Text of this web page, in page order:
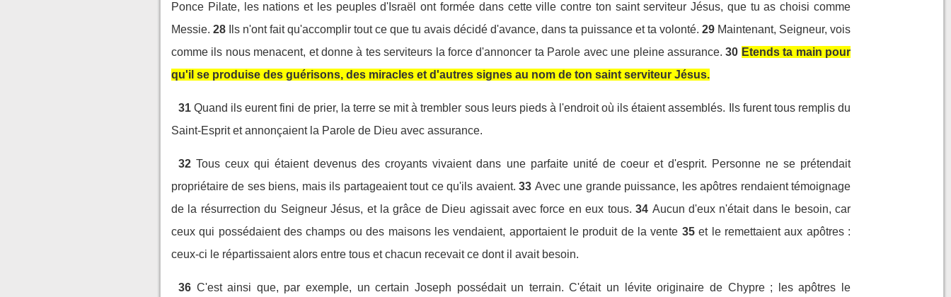
Ponce Pilate, les nations et les peuples d'Israël ont formée dans cette ville contre ton saint serviteur Jésus, que tu as choisi comme
Messie. 28 Ils n'ont fait qu'accomplir tout ce que tu avais décidé d'avance, dans ta puissance et ta volonté. 29 Maintenant, Seigneur, vois
comme ils nous menacent, et donne à tes serviteurs la force d'annoncer ta Parole avec une pleine assurance. 30 Etends ta main pour
qu'il se produise des guérisons, des miracles et d'autres signes au nom de ton saint serviteur Jésus.
31 Quand ils eurent fini de prier, la terre se mit à trembler sous leurs pieds à l'endroit où ils étaient assemblés. Ils furent tous remplis du
Saint-Esprit et annonçaient la Parole de Dieu avec assurance.
32 Tous ceux qui étaient devenus des croyants vivaient dans une parfaite unité de coeur et d'esprit. Personne ne se prétendait
propriétaire de ses biens, mais ils partageaient tout ce qu'ils avaient. 33 Avec une grande puissance, les apôtres rendaient témoignage
de la résurrection du Seigneur Jésus, et la grâce de Dieu agissait avec force en eux tous. 34 Aucun d'eux n'était dans le besoin, car
ceux qui possédaient des champs ou des maisons les vendaient, apportaient le produit de la vente 35 et le remettaient aux apôtres :
ceux-ci le répartissaient alors entre tous et chacun recevait ce dont il avait besoin.
36 C'est ainsi que, par exemple, un certain Joseph possédait un terrain. C'était un lévite originaire de Chypre ; les apôtres le